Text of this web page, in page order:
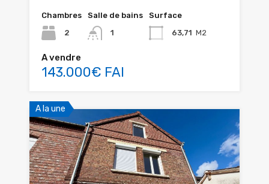
Chambres
2
Salle de bains
1
Surface
63,71 M2
A vendre
143.000€ FAI
A la une